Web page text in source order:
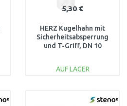
5,30 €
HERZ Kugelhahn mit
Sicherheitsabsperrung
und T-Griff, DN 10
AUF LAGER